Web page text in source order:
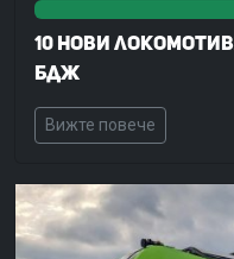
10 нови
БДЖ
Вижте повече